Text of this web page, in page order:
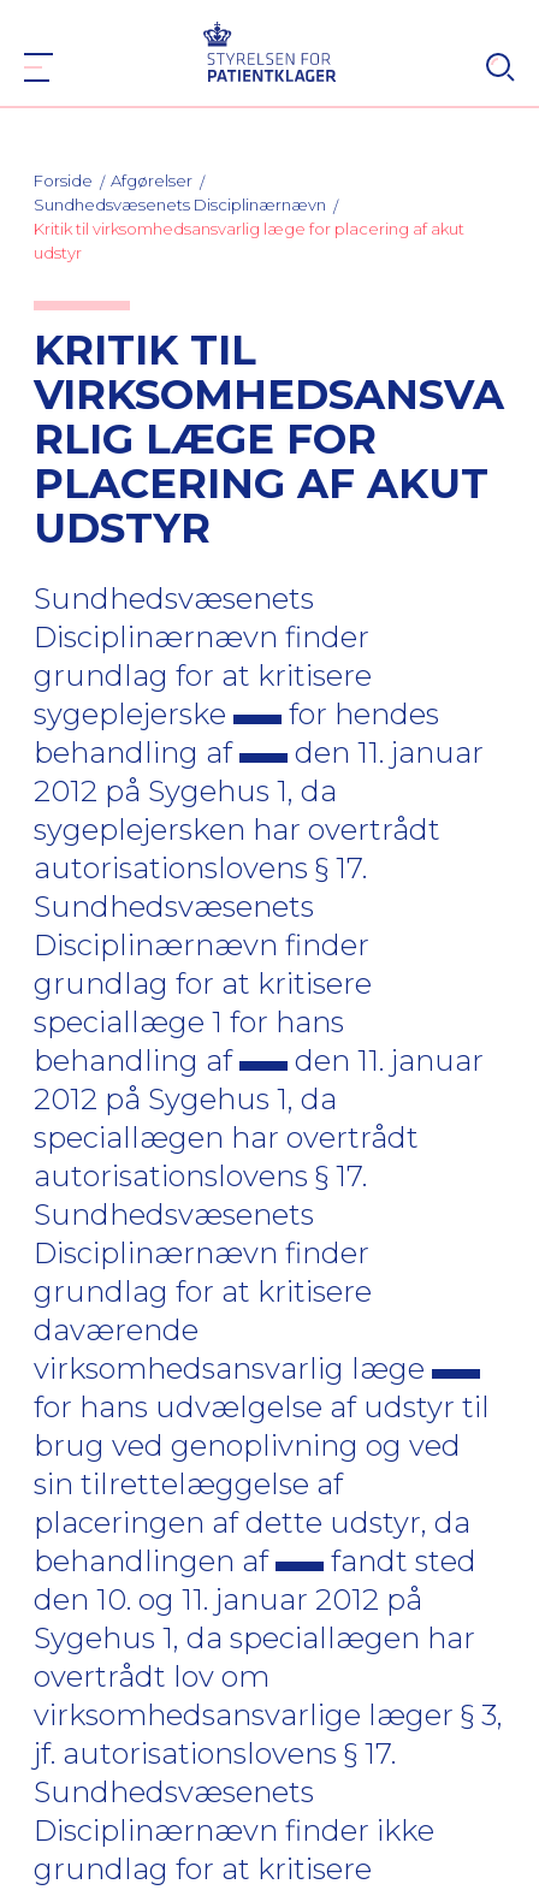
Forside
Afgørelser
Sundhedsvæsenets Disciplinærnævn
Kritik til virksomhedsansvarlig læge for placering af akut
udstyr
KRITIK TIL
VIRKSOMHEDSANSVA
RLIG LÆGE FOR
PLACERING AF AKUT
UDSTYR
Sundhedsvæsenets
Disciplinærnævn finder
grundlag for at kritisere
sygeplejerske
for hendes
behandling af
den 11. januar
2012 på Sygehus 1, da
sygeplejersken har overtrådt
autorisationslovens § 17.
Sundhedsvæsenets
Disciplinærnævn finder
grundlag for at kritisere
speciallæge 1 for hans
behandling af
den 11. januar
2012 på Sygehus 1, da
speciallægen har overtrådt
autorisationslovens § 17.
Sundhedsvæsenets
Disciplinærnævn finder
grundlag for at kritisere
daværende
virksomhedsansvarlig læge
for hans udvælgelse af udstyr til
brug ved genoplivning og ved
sin tilrettelæggelse af
placeringen af dette udstyr, da
behandlingen af
fandt sted
den 10. og 11. januar 2012 på
Sygehus 1, da speciallægen har
overtrådt lov om
virksomhedsansvarlige læger § 3,
jf. autorisationslovens § 17.
Sundhedsvæsenets
Disciplinærnævn finder ikke
grundlag for at kritisere